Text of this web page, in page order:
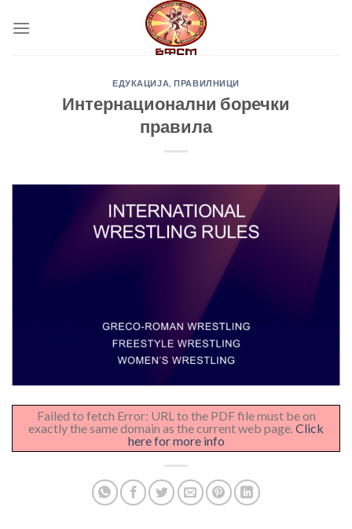
ЕДУКАЦИЈА ,ПРАВИЛНИЦИ
Интернационални боречки
правила
Failed to fetch Error: URL to the PDF file must be on
exactly the same domain as the current web page. Click
here for more info